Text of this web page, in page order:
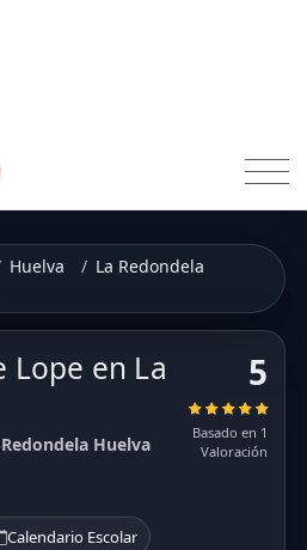
Huelva
La Redondela
Lope en La
Huelva
Calendario Escolar
5
Basado en 1
Valoración